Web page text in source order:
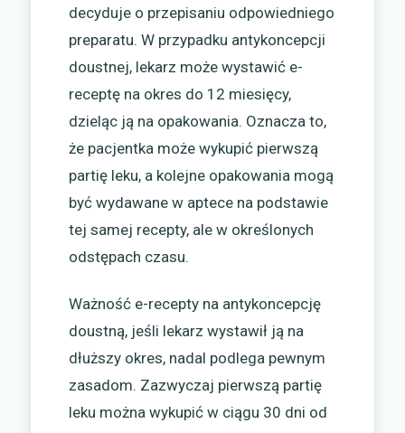
decyduje o przepisaniu odpowiedniego
preparatu. W przypadku antykoncepcji
doustnej, lekarz może wystawić e-
receptę na okres do 12 miesięcy,
dzieląc ją na opakowania. Oznacza to,
że pacjentka może wykupić pierwszą
partię leku, a kolejne opakowania mogą
być wydawane w aptece na podstawie
tej samej recepty, ale w określonych
odstępach czasu.
Ważność e-recepty na antykoncepcję
doustną, jeśli lekarz wystawił ją na
dłuższy okres, nadal podlega pewnym
zasadom. Zazwyczaj pierwszą partię
leku można wykupić w ciągu 30 dni od